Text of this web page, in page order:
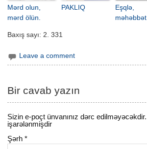
Mərd olun,
mərd ölün.
PAKLIQ
Eşqlə,
məhəbbət
Baxış sayı: 2. 331
Leave a comment
Bir cavab yazın
Sizin e-poçt ünvanınız dərc edilməyəcəkdir.
işarələnmişdir
Şərh*